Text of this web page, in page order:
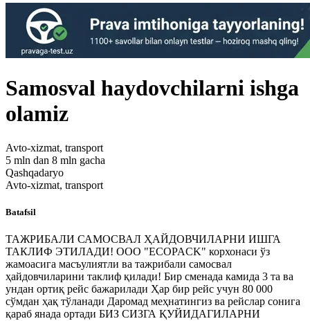
Samosval haydovchilarni ishga
olamiz
Avto-xizmat, transport
5 mln dan 8 mln gacha
Qashqadaryo
Avto-xizmat, transport
Batafsil
ТАЖРИБАЛИ САМОСВАЛ ҲАЙДОВЧИЛАРНИ ИШГА
ТАКЛИФ ЭТИЛАДИ! OOO "ECOPACK" корхонаси ўз
жамоасига масъулиятли ва тажрибали самосвал
ҳайдовчиларини таклиф қилади! Бир сменада камида 3 та ва
ундан ортиқ рейс бажарилади Ҳар бир рейс учун 80 000
сўмдан ҳақ тўланади Даромад меҳнатингиз ва рейслар сонига
қараб янада ортади БИЗ СИЗГА ҚУЙИДАГИЛАРНИ